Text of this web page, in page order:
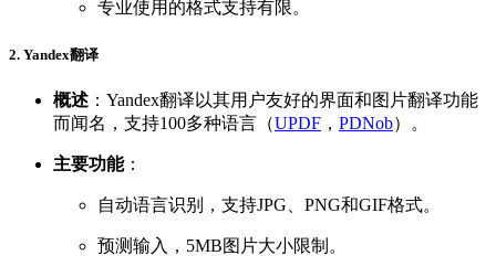
专业使用的格式支持有限。
2. Yandex翻译
概述 ：Yandex翻译以其用户友好的界面和图片翻译功能
而闻名，支持100多种语言（UPDF ， PDNob）。
主要功能：
自动语言识别，支持JPG、PNG和GIF格式。
预测输入，5MB图片大小限制。